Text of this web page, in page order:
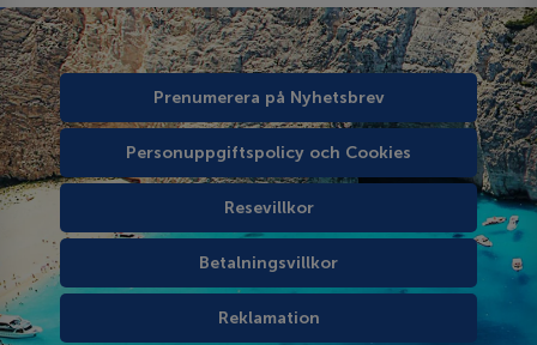
Prenumerera på Nyhetsbrev
Personuppgiftspolicy och Cookies
Resevillkor
Betalningsvillkor
Reklamation